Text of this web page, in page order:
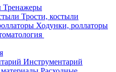
Тренажеры
Трости, костыли
Ходунки, роллаторы
Инструментарий